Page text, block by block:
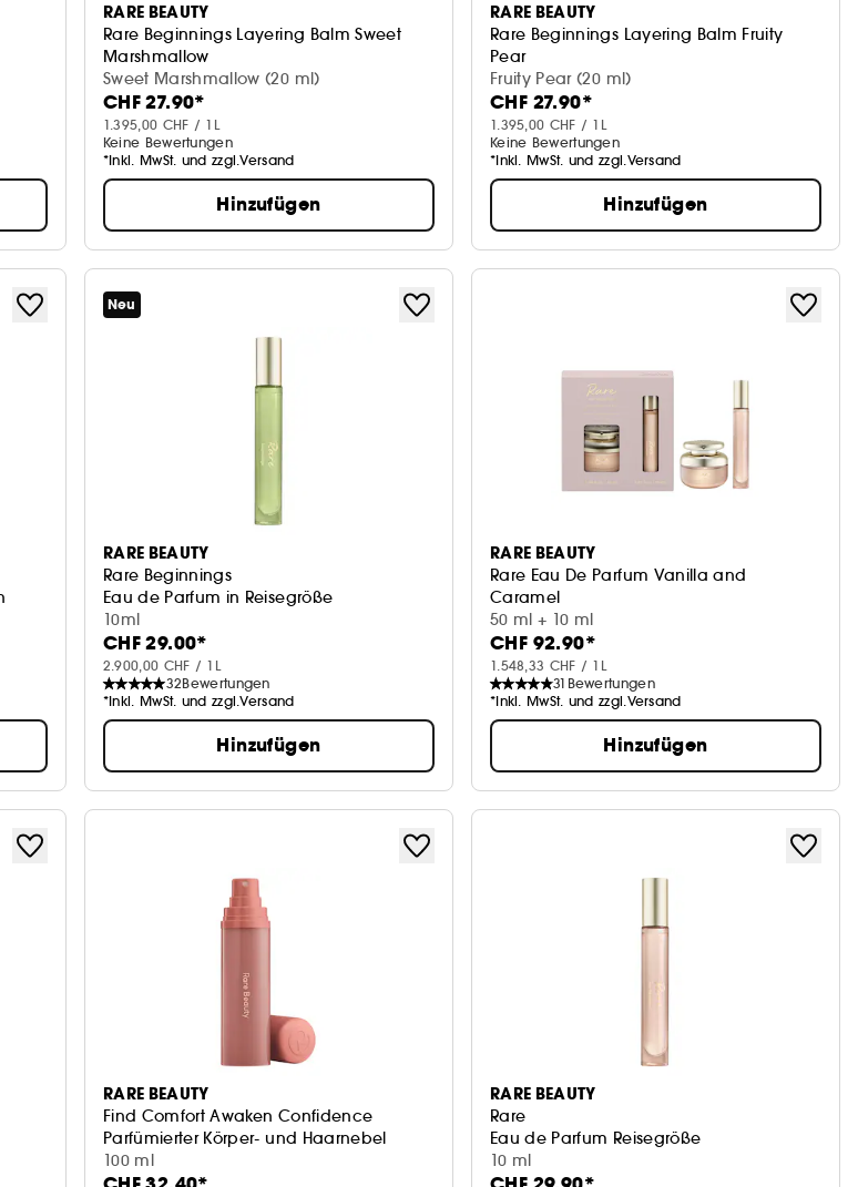
RARE BEAUTY
Rare Beginnings Layering Balm Sweet
Marshmallow
Parfum-Balsam
Sweet Marshmallow (20 ml)
CHF 27.90*
1.395,00 CHF / 1L
Keine Bewertungen
*Inkl. MwSt. und zzgl.Versand
Hinzufügen
RARE BEAUTY
Rare Beginnings Layering Balm Fruity
Pear
Parfum-Balsam
Fruity Pear (20 ml)
CHF 27.90*
1.395,00 CHF / 1L
Keine Bewertungen
*Inkl. MwSt. und zzgl.Versand
Hinzufügen
Neu
RARE BEAUTY
Rare Beginnings
Eau de Parfum in Reisegröße
10ml
CHF 29.00*
2.900,00 CHF / 1L
32Bewertungen
*Inkl. MwSt. und zzgl.Versand
Hinzufügen
RARE BEAUTY
Rare Eau De Parfum Vanilla and
Caramel
Parfum-Set für Damen
50 ml + 10 ml
CHF 92.90*
1.548,33 CHF / 1L
31 Bewertungen
*Inkl. MwSt. und zzgl.Versand
Hinzufügen
RARE BEAUTY
Find Comfort Awaken Confidence
Parfümierter Körper- und Haarnebel
100 ml
RARE BEAUTY
Rare
Eau de Parfum Reisegröße
10 ml